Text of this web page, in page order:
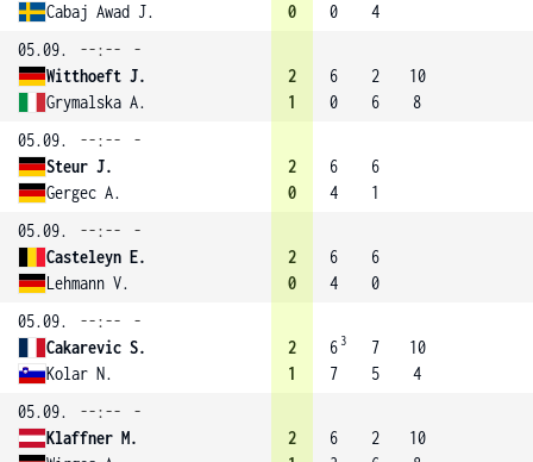
Cabaj Awad J.
0
0
4
05.09.
--:--
-
Witthoeft J.
Grymalska A.
2
1
6
0
2
6
10
8
05.09.
--:--
-
Steur J.
Gergec A.
2
0
6
4
6
1
05.09.
--:--
-
Casteleyn E.
Lehmann V.
2
0
6
4
6
0
05.09.
--:--
-
Cakarevic S.
Kolar N.
2
1
6 3
7
7
5
10
4
05.09.
--:--
-
Klaffner M.
2
6
2
10